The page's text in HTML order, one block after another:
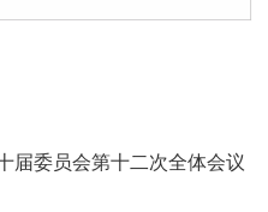
届委员会第十二次全体会议